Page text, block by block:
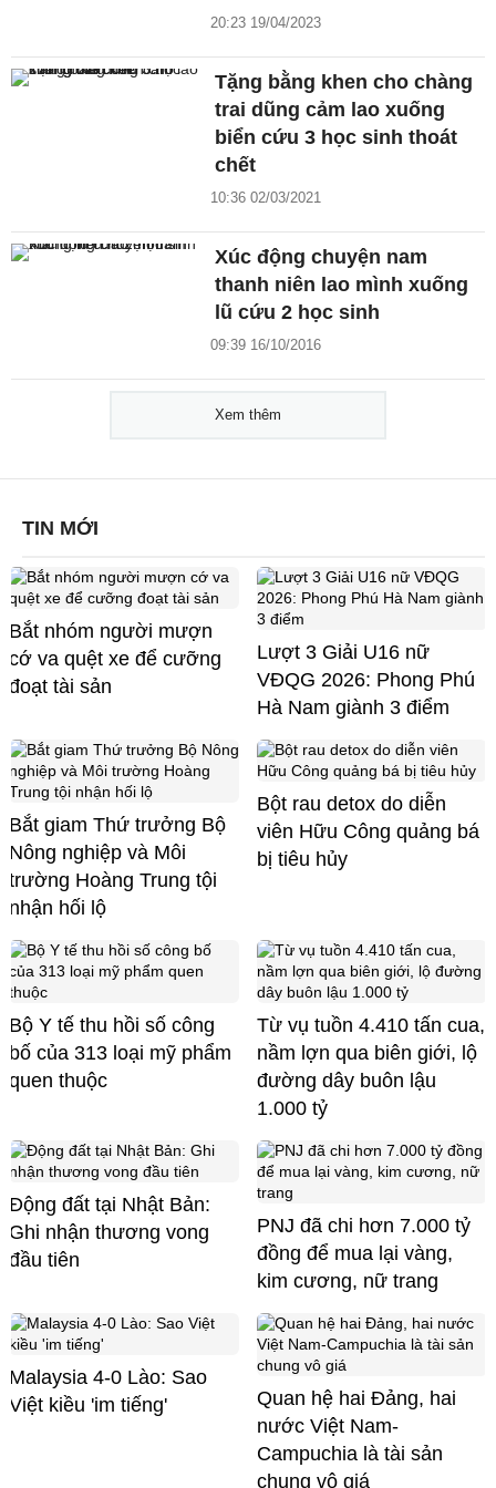
20:23 19/04/2023
Tặng bằng khen cho chàng
trai dũng cảm lao xuống
biển cứu 3 học sinh thoát
chết
10:36 02/03/2021
Xúc động chuyện nam
thanh niên lao mình xuống
lũ cứu 2 học sinh
09:39 16/10/2016
Xem thêm
TIN MỚI
Bắt nhóm người mượn
cớ va quệt xe để cưỡng
đoạt tài sản
Lượt 3 Giải U16 nữ
VĐQG 2026: Phong Phú
Hà Nam giành 3 điểm
Bắt giam Thứ trưởng Bộ
Nông nghiệp và Môi
trường Hoàng Trung tội
nhận hối lộ
Bột rau detox do diễn
viên Hữu Công quảng bá
bị tiêu hủy
Bộ Y tế thu hồi số công
bố của 313 loại mỹ phẩm
quen thuộc
Từ vụ tuồn 4.410 tấn cua,
nầm lợn qua biên giới, lộ
đường dây buôn lậu
1.000 tỷ
Động đất tại Nhật Bản:
Ghi nhận thương vong
đầu tiên
PNJ đã chi hơn 7.000 tỷ
đồng để mua lại vàng,
kim cương, nữ trang
Malaysia 4-0 Lào: Sao
Việt kiều 'im tiếng'
Quan hệ hai Đảng, hai
nước Việt Nam-
Campuchia là tài sản
chung vô giá ​